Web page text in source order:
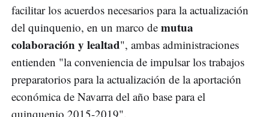
facilitar los acuerdos necesarios para la actualización
del quinquenio, en un marco de mutua
colaboración y lealtad", ambas administraciones
entienden "la conveniencia de impulsar los trabajos
preparatorios para la actualización de la aportación
económica de Navarra del año base para el
quinquenio 2015-2019".